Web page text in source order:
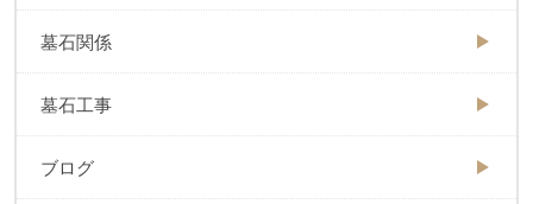
墓石関係
墓石工事
ブログ